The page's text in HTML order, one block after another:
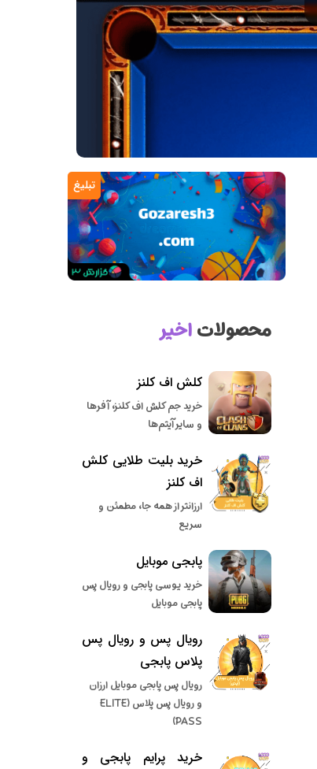
تبلیغ
محصولاتاخیر
کلش اف کلنز
خرید جم کلش اف کلنز، آفرها
و سایر آیتم‌ها
خرید بلیت طلایی کلش
اف کلنز
ارزانتر از همه جا، مطمئن و
سریع
پابجی موبایل
خرید یوسی پابجی و رویال پس
پابجی موبایل
رویال پس و رویال پس
پلاس پابجی
رویال پس پابجی موبایل ارزان
و رویال پس پلاس (ELITE
PASS)
خرید پرایم پابجی و